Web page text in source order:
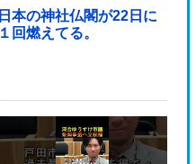
日本の神社仏閣が22日に
１回燃えてる。